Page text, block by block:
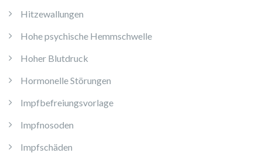
Hitzewallungen
Hohe psychische Hemmschwelle
Hoher Blutdruck
Hormonelle Störungen
Impfbefreiungsvorlage
Impfnosoden
Impfschäden